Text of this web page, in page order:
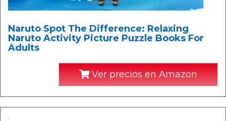
Naruto Spot The Difference: Relaxing
Naruto Activity Picture Puzzle Books For
Adults
Ver precios en Amazon